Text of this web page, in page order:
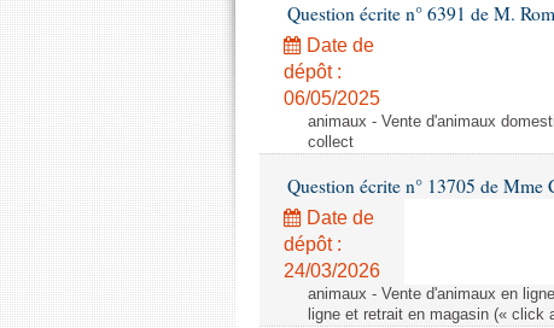
Question écrite n° 6391 de M.
Date de
dépôt :
06/05/2025
animaux - Vente d'animaux
collect
Question écrite n° 13705 de Mme
Date de
dépôt :
24/03/2026
animaux - Vente d'animaux en
ligne et retrait en magasin (« click